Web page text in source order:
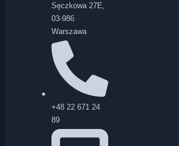
Sęczkowa 27E,
03-986
Warszawa
+48 22 671 24
89